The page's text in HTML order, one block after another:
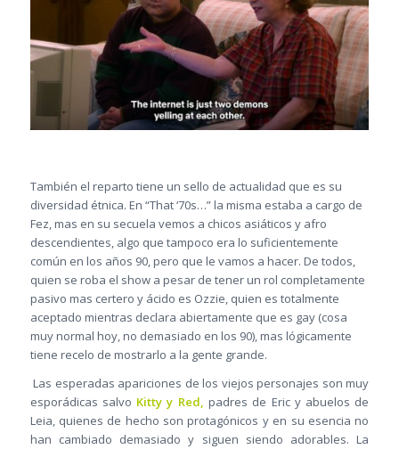
También el reparto tiene un sello de actualidad que es su
diversidad étnica. En “That ‘70s…” la misma estaba a cargo de
Fez, mas en su secuela vemos a chicos asiáticos y afro
descendientes, algo que tampoco era lo suficientemente
común en los años 90, pero que le vamos a hacer. De todos,
quien se roba el show a pesar de tener un rol completamente
pasivo mas certero y ácido es Ozzie, quien es totalmente
aceptado mientras declara abiertamente que es gay (cosa
muy normal hoy, no demasiado en los 90), mas lógicamente
tiene recelo de mostrarlo a la gente grande.
Las esperadas apariciones de los viejos personajes son muy
esporádicas salvo Kitty y Red, padres de Eric y abuelos de
Leia, quienes de hecho son protagónicos y en su esencia no
han cambiado demasiado y siguen siendo adorables. La